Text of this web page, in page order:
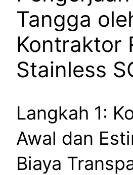
Tangga
Kontraktor
Stainless
Langkah 1:
Awal dan
Biaya